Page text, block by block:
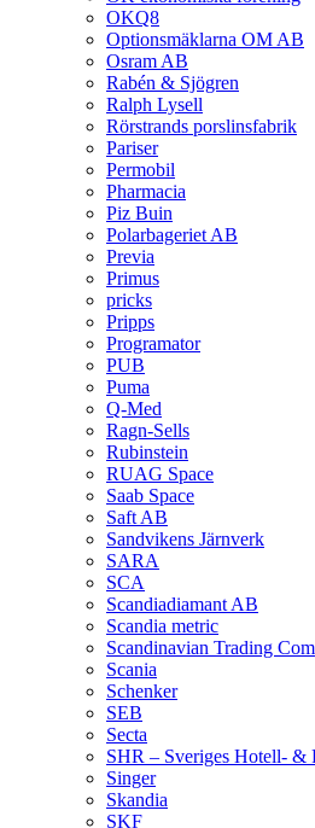
OKQ8
Optionsmäklarna OM AB
Osram AB
Rabén & Sjögren
Ralph Lysell
Rörstrands porslinsfabrik
Pariser
Permobil
Pharmacia
Piz Buin
Polarbageriet AB
Previa
Primus
pricks
Pripps
Programator
PUB
Puma
Q‑Med
Ragn-Sells
Rubinstein
RUAG Space
Saab Space
Saft AB
Sandvikens Järnverk
SARA
SCA
Scandiadiamant AB
Scandia metric
Scandinavian Trading
Scania
Schenker
SEB
Secta
SHR – Sveriges Hotell- &
Singer
Skandia
SKF